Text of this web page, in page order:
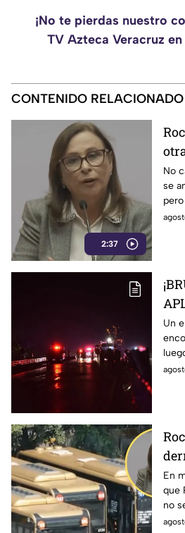
¡No te pierdas nuestro
TV Azteca Veracruz
CONTENIDO RELACIONADO
2:37
No
se
Un
de
En
que
no